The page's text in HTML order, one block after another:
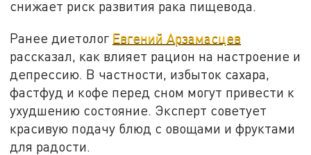
снижает риск развития рака пищевода.
Ранее диетолог Евгений Арзамасцев
рассказал, как влияет рацион на настроение и
депрессию. В частности, избыток сахара,
фастфуд и кофе перед сном могут привести к
ухудшению состояние. Эксперт советует
красивую подачу блюд с овощами и фруктами
для радости.